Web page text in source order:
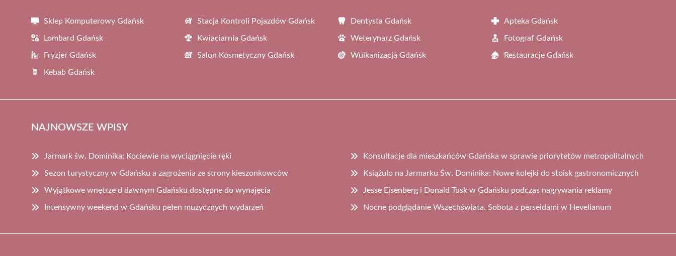
Sklep Komputerowy Gdańsk Stacja Kontroli Pojazdów Gdańsk Dentysta Gdańsk Apteka Gdańsk
Lombard Gdańsk Kwiaciarnia Gdańsk Weterynarz Gdańsk Fotograf Gdańsk
Fryzjer Gdańsk Salon Kosmetyczny Gdańsk Wulkanizacja Gdańsk Restauracje Gdańsk
Kebab Gdańsk
NAJNOWSZE WPISY
Jarmark św. Dominika: Kociewie na wyciągnięcie ręki Konsultacje dla mieszkańców Gdańska w sprawie priorytetów metropolitalnych
Sezon turystyczny w Gdańsku a zagrożenia ze strony kieszonkowców Książulo na Jarmarku Św. Dominika: Nowe kolejki do stoisk gastronomicznych
Wyjątkowe wnętrze d dawnym Gdańsku dostępne do wynajęcia Jesse Eisenberg i Donald Tusk w Gdańsku podczas nagrywania reklamy
Intensywny weekend w Gdańsku pełen muzycznych wydarzeń Nocne podglądanie Wszechświata. Sobota z perseidami w Hevelianum